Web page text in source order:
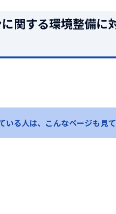
関する環境整備に
いる人は、 こんなページも見